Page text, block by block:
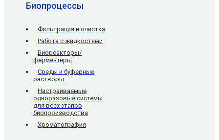
Биопроцессы
Фильтрация и очистка
Работа с жидкостями
Биореакторы/
ферментёры
Среды и буферные
растворы
Настраиваемые
одноразовые системы
для всех этапов
биопроизводства
Хроматография